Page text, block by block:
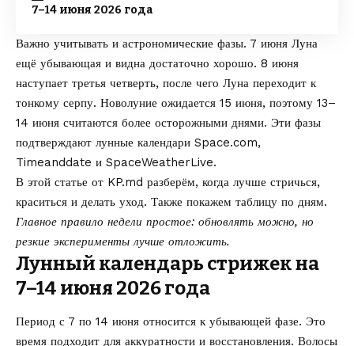
7–14 июня 2026 года
Важно учитывать и астрономические фазы. 7 июня Луна
ещё убывающая и видна достаточно хорошо. 8 июня
наступает третья четверть, после чего Луна переходит к
тонкому серпу. Новолуние ожидается 15 июня, поэтому 13–
14 июня считаются более осторожными днями. Эти фазы
подтверждают лунные календари Space.com,
Timeanddate и SpaceWeatherLive.
В этой статье от KP.md разберём, когда лучше стричься,
краситься и делать уход. Также покажем таблицу по дням.
Главное правило недели простое: обновлять можно, но
резкие эксперименты лучше отложить.
Лунный календарь стрижек на
7–14 июня 2026 года
Период с 7 по 14 июня относится к убывающей фазе. Это
время подходит для аккуратности и восстановления. Волосы